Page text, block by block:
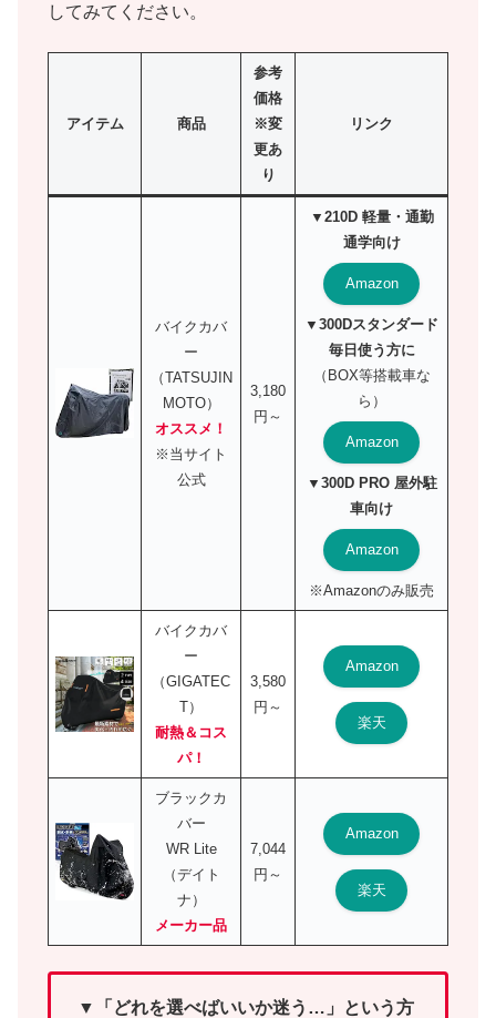
してみてください。
アイテム 商品
参考
価格
※変
更あ
り
リンク
バイクカバ
ー
（TATSUJIN
MOTO）
オススメ！
※当サイト
公式
3,180
円～
▼210D 軽量・通勤
通学向け
Amazon
▼300Dスタンダード
毎日使う方に
（BOX等搭載車な
ら）
Amazon
▼300D PRO 屋外駐
車向け
Amazon
※Amazonのみ販売
バイクカバ
ー
（GIGATEC
T）
耐熱＆コス
パ！
3,580
円～
Amazon
楽天
ブラックカ
バー
WR Lite
（デイト
ナ）
メーカー品
7,044
円～
Amazon
楽天
▼「どれを選べばいいか迷う…」という方